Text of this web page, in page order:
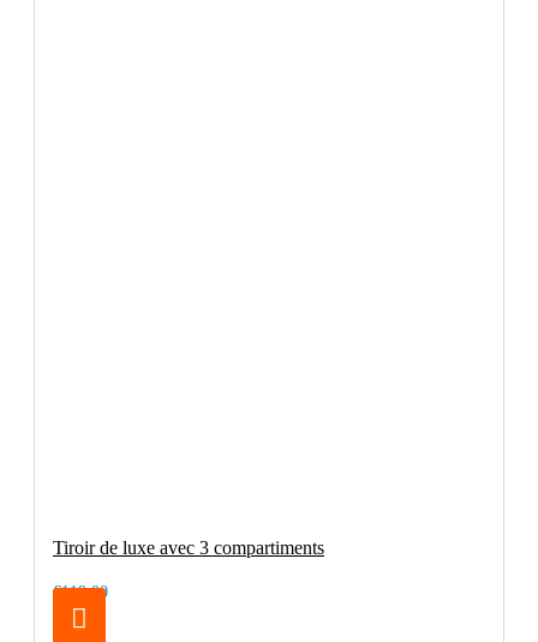
Tiroir de luxe avec 3 compartiments
€119.00